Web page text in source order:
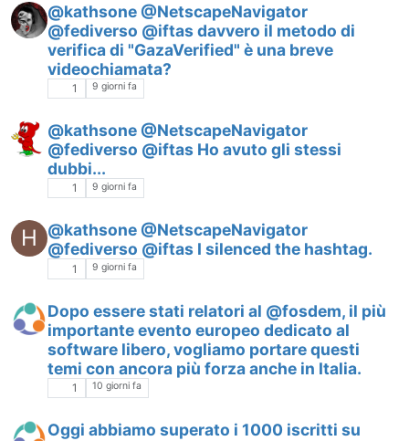
@kathsone @NetscapeNavigator
@fediverso @iftas davvero il metodo di
verifica di "GazaVerified" è una breve
videochiamata?
1 9 giorni fa
@kathsone @NetscapeNavigator
@fediverso @iftas Ho avuto gli stessi
dubbi...
1 9 giorni fa
H
@kathsone @NetscapeNavigator
@fediverso @iftas I silenced the hashtag.
1 9 giorni fa
Dopo essere stati relatori al @fosdem, il più
importante evento europeo dedicato al
software libero, vogliamo portare questi
temi con ancora più forza anche in Italia.
1 10 giorni fa
Oggi abbiamo superato i 1000 iscritti su